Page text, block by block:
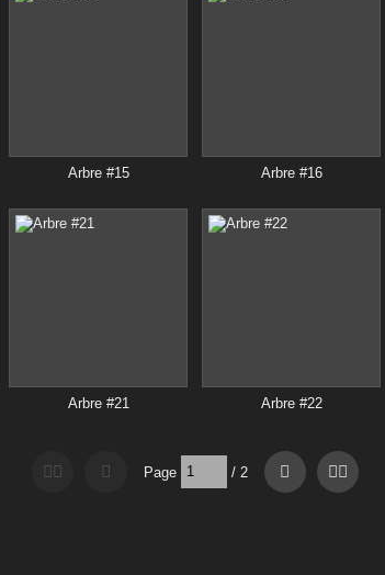
Arbre #15 Arbre #16
Arbre #21 Arbre #22
Page / 2